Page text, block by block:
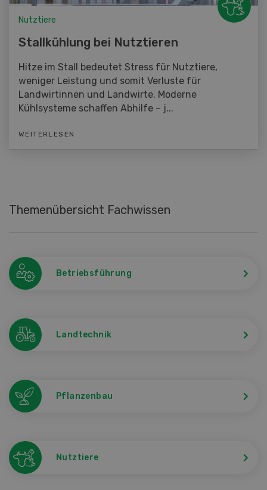
Nutztiere
Stallkühlung bei Nutztieren
Hitze im Stall bedeutet Stress für Nutztiere,
weniger Leistung und somit Verluste für
Landwirtinnen und Landwirte. Moderne
Kühlsysteme schaffen Abhilfe – j...
WEITERLESEN
Themenübersicht Fachwissen
Betriebsführung
Landtechnik
Pflanzenbau
Nutztiere